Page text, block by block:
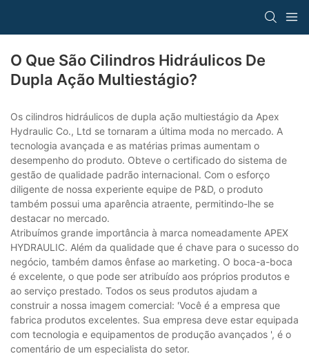
O Que São Cilindros Hidráulicos De
Dupla Ação Multiestágio?
Os cilindros hidráulicos de dupla ação multiestágio da Apex
Hydraulic Co., Ltd se tornaram a última moda no mercado. A
tecnologia avançada e as matérias primas aumentam o
desempenho do produto. Obteve o certificado do sistema de
gestão de qualidade padrão internacional. Com o esforço
diligente de nossa experiente equipe de P&D, o produto
também possui uma aparência atraente, permitindo-lhe se
destacar no mercado.
Atribuímos grande importância à marca nomeadamente APEX
HYDRAULIC. Além da qualidade que é chave para o sucesso do
negócio, também damos ênfase ao marketing. O boca-a-boca
é excelente, o que pode ser atribuído aos próprios produtos e
ao serviço prestado. Todos os seus produtos ajudam a
construir a nossa imagem comercial: 'Você é a empresa que
fabrica produtos excelentes. Sua empresa deve estar equipada
com tecnologia e equipamentos de produção avançados ', é o
comentário de um especialista do setor.